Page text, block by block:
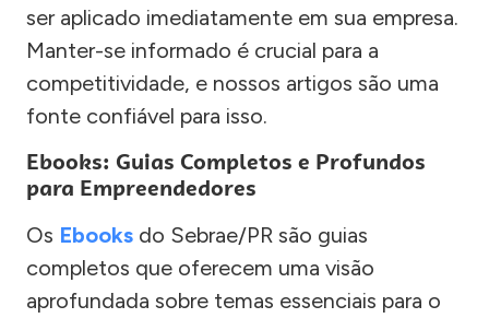
ser aplicado imediatamente em sua empresa.
Manter-se informado é crucial para a
competitividade, e nossos artigos são uma
fonte confiável para isso.
Ebooks: Guias Completos e Profundos
para Empreendedores
Os Ebooks do Sebrae/PR são guias
completos que oferecem uma visão
aprofundada sobre temas essenciais para o